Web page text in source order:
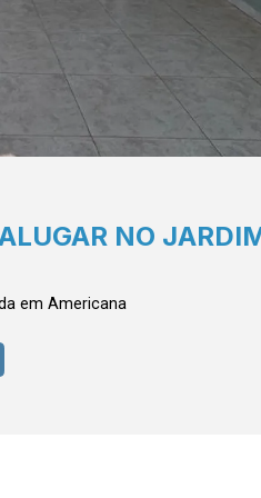
NO
em Americana